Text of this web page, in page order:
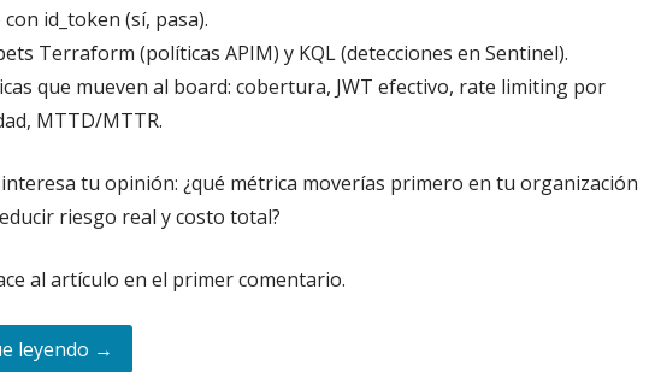
id_token (sí, pasa).
Terraform (políticas APIM) y KQL (detecciones en Sentinel).
que mueven al board: cobertura, JWT efectivo, rate limiting por
MTTD/MTTR.
interesa tu opinión: ¿qué métrica moverías primero en tu organización
riesgo real y costo total?
al artículo en el primer comentario.
leyendo →